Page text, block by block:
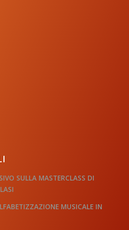
SULLA MASTERCLASS DI
MUSICALE IN